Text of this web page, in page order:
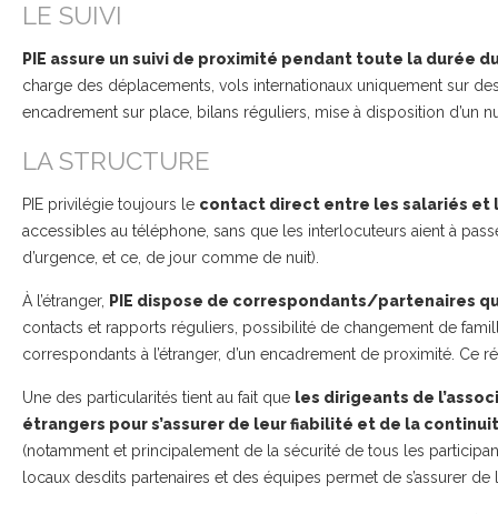
LE SUIVI
PIE assure un suivi de proximité pendant toute la durée
charge des déplacements, vols internationaux uniquement sur
encadrement sur place, bilans réguliers, mise à disposition d’un
LA STRUCTURE
PIE privilégie toujours le contact direct entre les salariés et
accessibles au téléphone, sans que les interlocuteurs aient à
d’urgence, et ce, de jour comme de nuit).
À l’étranger, PIE dispose de correspondants/partenaires
contacts et rapports réguliers, possibilité de changement de
correspondants à l’étranger, d’un encadrement de proximité. Ce
Une des particularités tient au fait que les dirigeants de
étrangers pour s’assurer de leur fiabilité et de la
(notamment et principalement de la sécurité de tous les
locaux desdits partenaires et des équipes permet de s’assurer